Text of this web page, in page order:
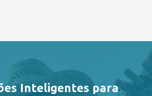
Inteligentes para